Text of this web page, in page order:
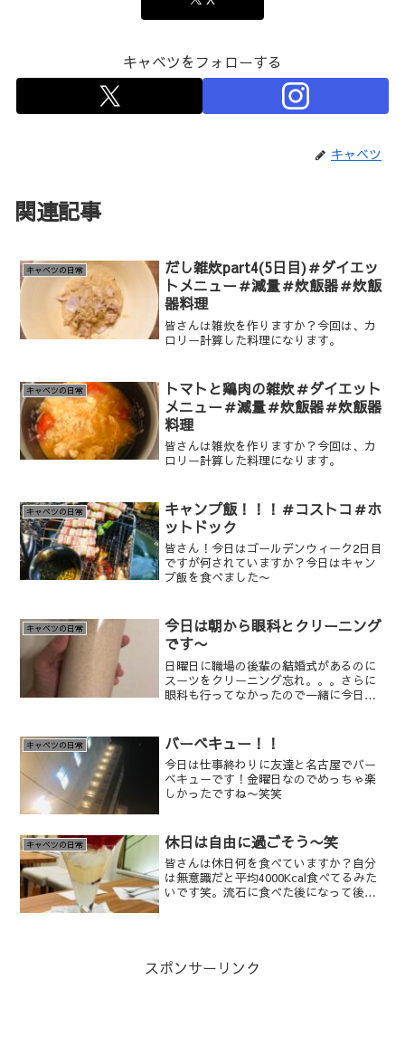
キャベツをフォローする
キャベツ
関連記事
キャベツの日常
だし雑炊part4(5日目)＃ダイエッ
トメニュー＃減量＃炊飯器＃炊飯
器料理
皆さんは雑炊を作りますか？今回は、カ
ロリー計算した料理になります。
キャベツの日常
トマトと鶏肉の雑炊＃ダイエット
メニュー＃減量＃炊飯器＃炊飯器
料理
皆さんは雑炊を作りますか？今回は、カ
ロリー計算した料理になります。
キャベツの日常
キャンプ飯！！！＃コストコ＃ホ
ットドック
皆さん！今日はゴールデンウィーク2日目
ですが何されていますか？今日はキャン
プ飯を食べました〜
キャベツの日常
今日は朝から眼科とクリーニング
です〜
日曜日に職場の後輩の結婚式があるのに
スーツをクリーニング忘れ。。。さらに
眼科も行ってなかったので一緒に今日は
キャベツの日常 バーベキュー！！
今日は仕事終わりに友達と名古屋でバー
ベキューです！金曜日なのでめっちゃ楽
しかったですね〜笑笑
キャベツの日常 休日は自由に過ごそう〜笑
皆さんは休日何を食べていますか？自分
は無意識だと平均4000Kcal食べてるみた
いです笑。流石に食べた後になって後悔
スポンサーリンク